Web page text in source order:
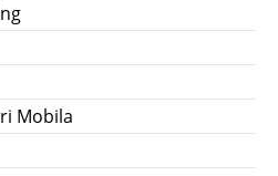
Mobila